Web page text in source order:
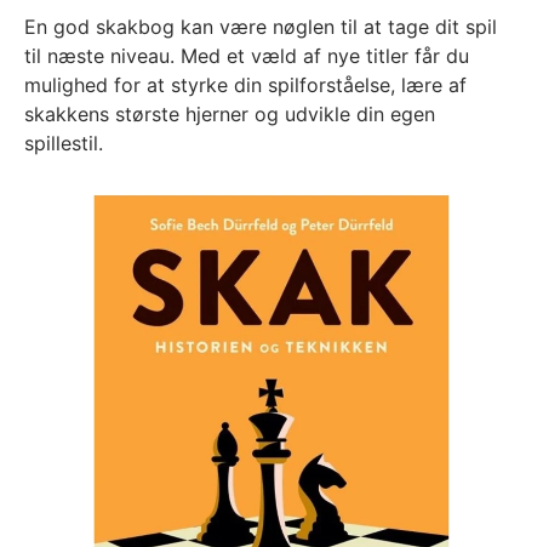
En god skakbog kan være nøglen til at tage dit spil
til næste niveau. Med et væld af nye titler får du
mulighed for at styrke din spilforståelse, lære af
skakkens største hjerner og udvikle din egen
spillestil.